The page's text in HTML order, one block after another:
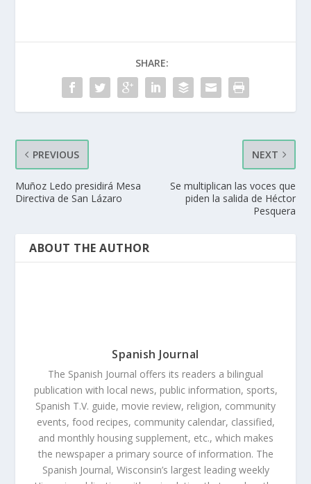
SHARE:
PREVIOUS
Muñoz Ledo presidirá Mesa
Directiva de San Lázaro
NEXT
Se multiplican las voces que
piden la salida de Héctor
Pesquera
ABOUT THE AUTHOR
Spanish Journal
The Spanish Journal offers its readers a bilingual
publication with local news, public information, sports,
Spanish T.V. guide, movie review, religion, community
events, food recipes, community calendar, classified,
and monthly housing supplement, etc., which makes
the newspaper a primary source of information. The
Spanish Journal, Wisconsin’s largest leading weekly